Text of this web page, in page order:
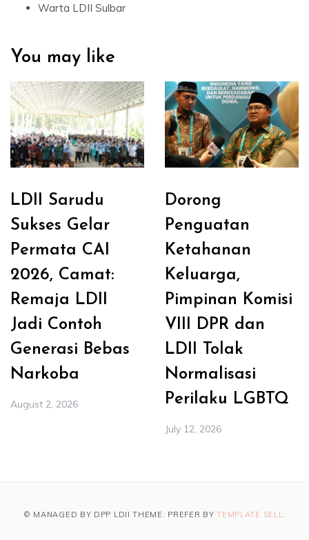
Warta LDII Sulbar
You may like
LDII Sarudu
Sukses Gelar
Permata CAI
2026, Camat:
Remaja LDII
Jadi Contoh
Generasi Bebas
Narkoba
August 2, 2026
Dorong
Penguatan
Ketahanan
Keluarga,
Pimpinan Komisi
VIII DPR dan
LDII Tolak
Normalisasi
Perilaku LGBTQ
July 12, 2026
© MANAGED BY DPP LDII THEME: PREFER BYTEMPLATE SELL.